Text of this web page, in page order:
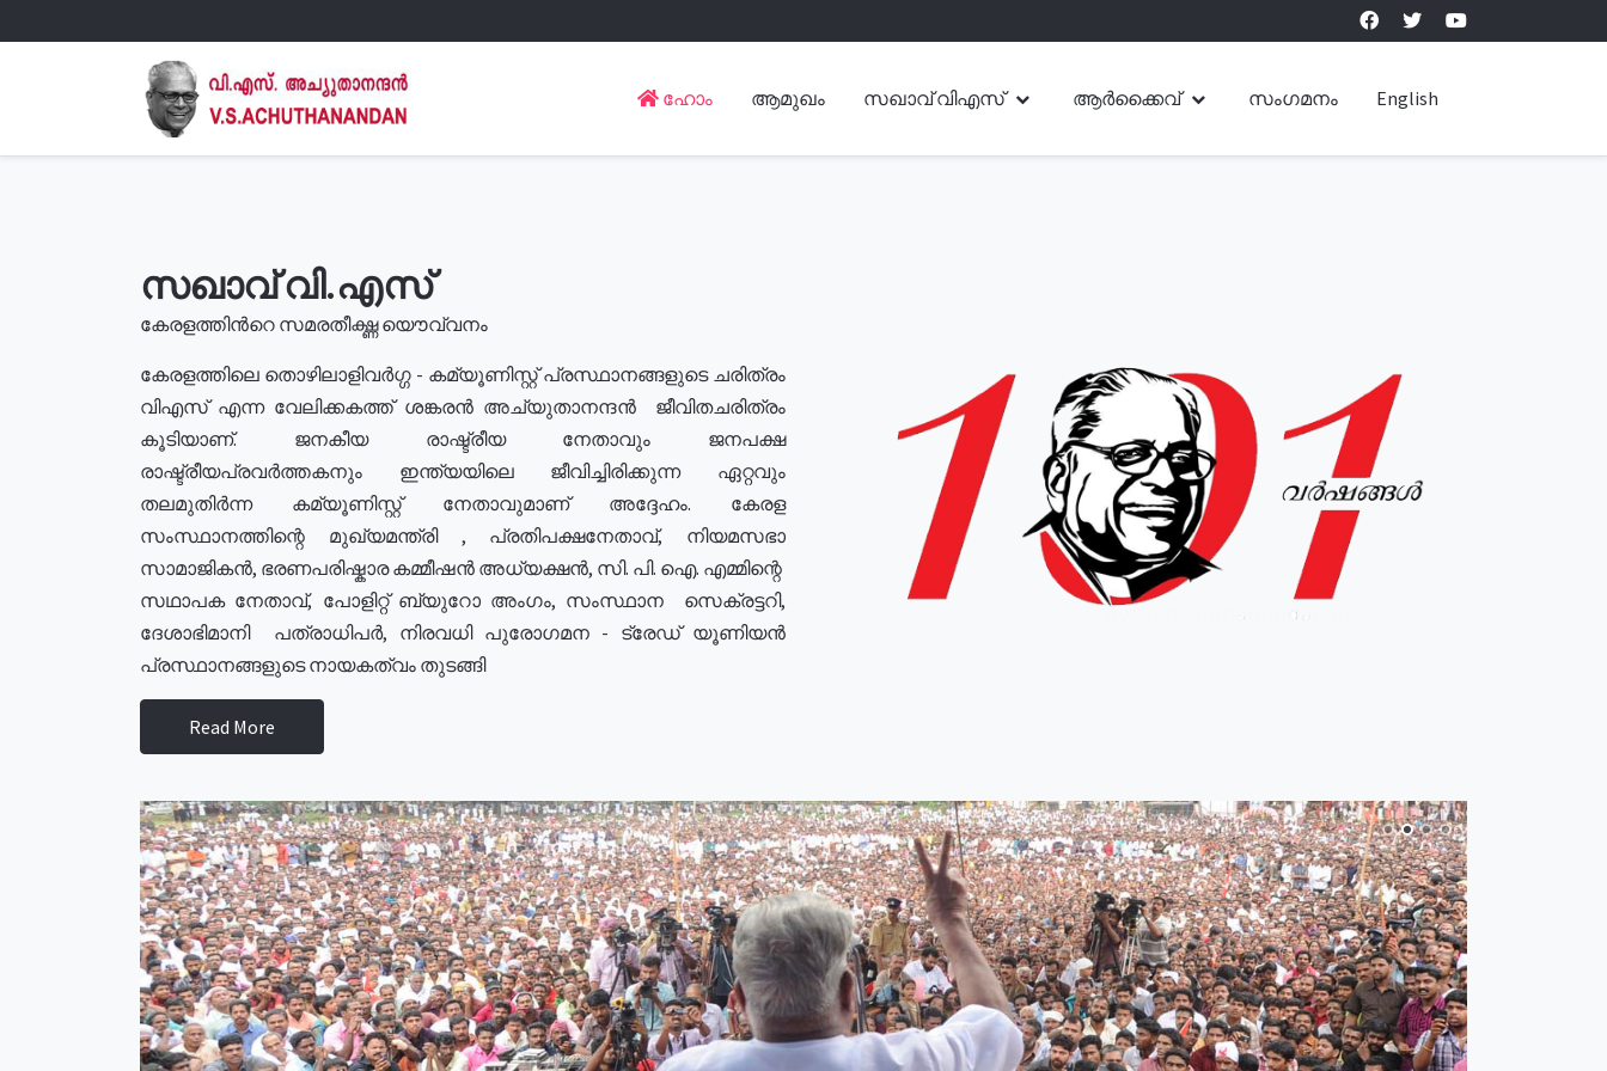
ഹോം ആമുഖം സഖാവ് വിഎസ് ആർക്കൈവ് സംഗമനം English
സഖാവ് വി.എസ്
കേരളത്തിൻറെ സമരതീക്ഷ്ണ യൌവ്വനം
കേരളത്തിലെ തൊഴിലാളിവർഗ്ഗ - കമ്യൂണിസ്റ്റ് പ്രസ്ഥാനങ്ങളുടെ ചരിത്രം
വിഎസ് എന്ന വേലിക്കകത്ത് ശങ്കരൻ അച്യുതാനന്ദൻ ജീവിതചരിത്രം
കൂടിയാണ്. ജനകീയ രാഷ്ട്രീയ നേതാവും ജനപക്ഷ
രാഷ്ട്രീയപ്രവർത്തകനും ഇന്ത്യയിലെ ജീവിച്ചിരിക്കുന്ന ഏറ്റവും
തലമുതിർന്ന കമ്യൂണിസ്റ്റ് നേതാവുമാണ് അദ്ദേഹം. കേരള
സംസ്ഥാനത്തിന്റെ മുഖ്യമന്ത്രി , പ്രതിപക്ഷനേതാവ്, നിയമസഭാ
സാമാജികൻ, ഭരണപരിഷ്കാര കമ്മീഷൻ അധ്യക്ഷൻ, സി. പി. ഐ. എമ്മിന്റെ
സഥാപക നേതാവ്, പോളിറ്റ് ബ്യുറോ അംഗം, സംസ്ഥാന സെക്രട്ടറി,
ദേശാഭിമാനി പത്രാധിപർ, നിരവധി പുരോഗമന - ട്രേഡ് യൂണിയൻ
പ്രസ്ഥാനങ്ങളുടെ നായകത്വം തുടങ്ങി
Read More